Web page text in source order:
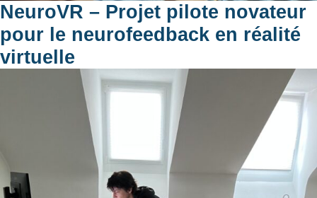
NeuroVR – Projet pilote novateur
pour le neurofeedback en réalité
virtuelle